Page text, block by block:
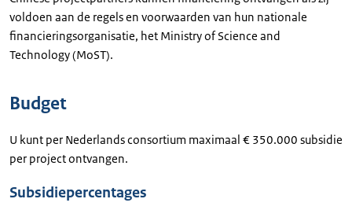
voldoen aan de regels en voorwaarden van hun nationale
financieringsorganisatie, het Ministry of Science and
Technology(MoST).
Budget
U kunt per Nederlands consortium maximaal € 350.000 subsidie
per project ontvangen.
Subsidiepercentages